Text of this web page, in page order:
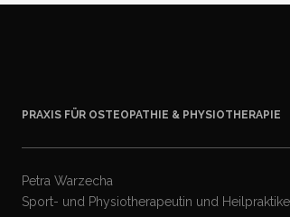
PRAXIS FÜR OSTEOPATHIE & PHYSIOTHERAPIE
Petra Warzecha
Sport- und Physiotherapeutin und